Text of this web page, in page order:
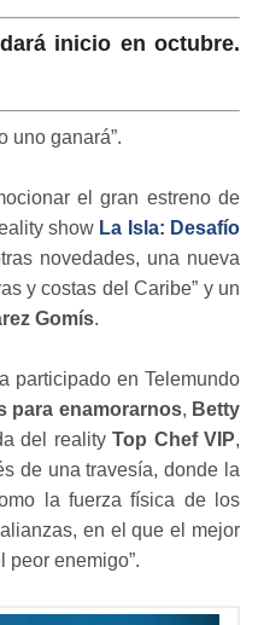
inicio en octubre.
uno ganará”.
el gran estreno de
show La Isla: Desafío
novedades, una nueva
y costas del Caribe” y un
Gomís.
participado en Telemundo
para enamorarnos, Betty
del reality Top Chef VIP,
de una travesía, donde la
la fuerza física de los
en el que el mejor
peor enemigo”.